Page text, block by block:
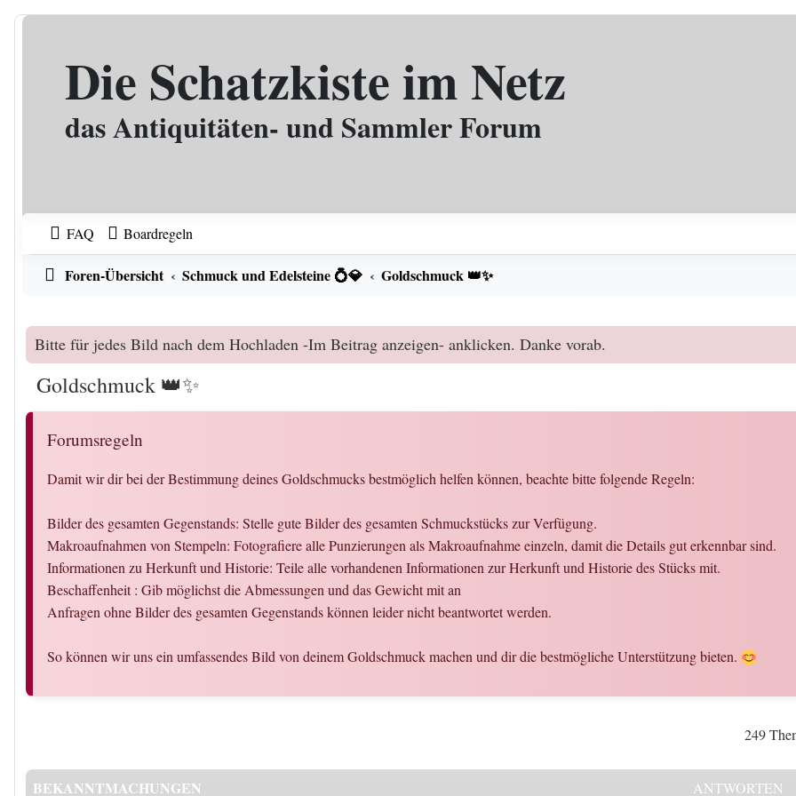
Zum Inhalt
Die Schatzkiste im Netz
das Antiquitäten- und Sammler Forum
FAQ Boardregeln
Foren-Übersicht Schmuck und Edelsteine 💍💎 Goldschmuck 👑✨
Bitte für jedes Bild nach dem Hochladen -Im Beitrag anzeigen- anklicken. Danke vorab.
Goldschmuck 👑✨
Forumsregeln
Damit wir dir bei der Bestimmung deines Goldschmucks bestmöglich helfen können, beachte bitte folgende Regeln:
Bilder des gesamten Gegenstands: Stelle gute Bilder des gesamten Schmuckstücks zur Verfügung.
Makroaufnahmen von Stempeln: Fotografiere alle Punzierungen als Makroaufnahme einzeln, damit die Details gut erkennbar sind.
Informationen zu Herkunft und Historie: Teile alle vorhandenen Informationen zur Herkunft und Historie des Stücks mit.
Beschaffenheit : Gib möglichst die Abmessungen und das Gewicht mit an
Anfragen ohne Bilder des gesamten Gegenstands können leider nicht beantwortet werden.
So können wir uns ein umfassendes Bild von deinem Goldschmuck machen und dir die bestmögliche Unterstützung bieten.
249
BEKANNTMACHUNGEN ANTWORTEN